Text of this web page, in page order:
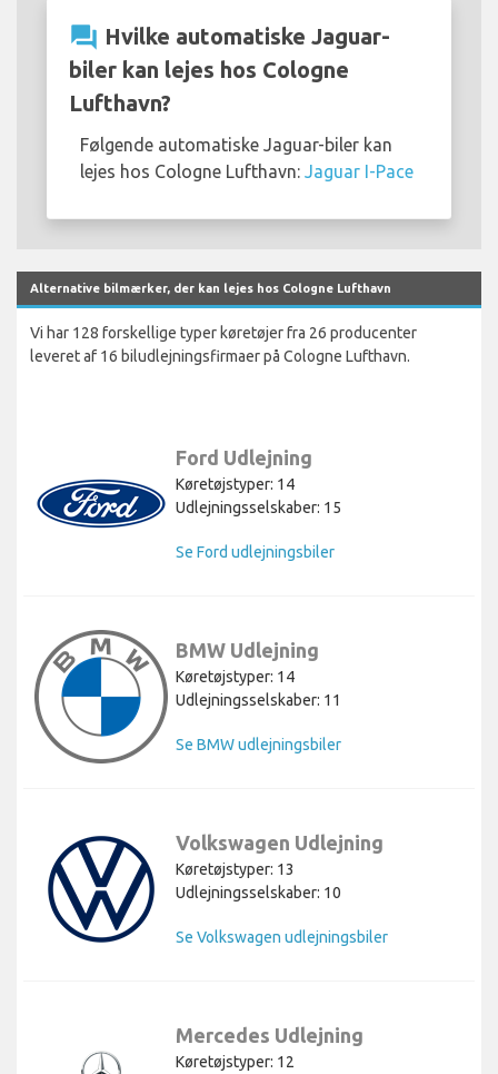
question_answer Hvilke automatiske Jaguar-
biler kan lejes hos Cologne
Lufthavn?
Følgende automatiske Jaguar-biler kan
lejes hos Cologne Lufthavn: Jaguar I-Pace
Alternative bilmærker, der kan lejes hos Cologne Lufthavn
Vi har 128 forskellige typer køretøjer fra 26 producenter
leveret af 16 biludlejningsfirmaer på Cologne Lufthavn.
Ford Udlejning
Køretøjstyper: 14
Udlejningsselskaber: 15
Se Ford udlejningsbiler
BMW Udlejning
Køretøjstyper: 14
Udlejningsselskaber: 11
Se BMW udlejningsbiler
Volkswagen Udlejning
Køretøjstyper: 13
Udlejningsselskaber: 10
Se Volkswagen udlejningsbiler
Mercedes Udlejning
Køretøjstyper: 12